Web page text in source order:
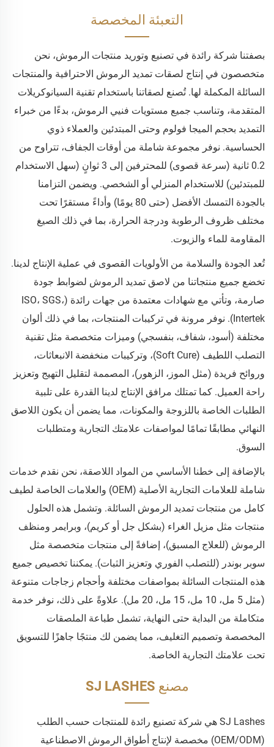
التعبئة المخصصة
بصفتنا شركة رائدة في تصنيع وتوريد منتجات الرموش، نحن
متخصصون في إنتاج لصقات تمديد الرموش الاحترافية والمنتجات
السائلة المكملة لها. تُصنع لصقاتنا باستخدام تقنية السيانوكريلات
المتقدمة، وتناسب جميع مستويات فنيي الرموش، بدءًا من خبراء
التمديد بحجم الميجا فولوم وحتى المبتدئين والعملاء ذوي
الحساسية. نوفر مجموعة شاملة من أوقات الجفاف، تتراوح من
0.2 ثانية (سرعة قصوى) للمحترفين إلى 3 ثوانٍ (سهل الاستخدام
للمبتدئين) للاستخدام المنزلي أو الشخصي. ويضمن التزامنا
بالجودة التمسك الأفضل (حتى 80 يومًا) وأداءً مستقرًا تحت
مختلف ظروف الرطوبة ودرجة الحرارة، بما في ذلك الصيغ
المقاومة للماء والزيوت.
تُعد الجودة والسلامة من الأولويات القصوى في عملية الإنتاج لدينا.
تخضع جميع منتجاتنا من لاصق تمديد الرموش لضوابط جودة
صارمة، وتأتي مع شهادات معتمدة من جهات رائدة (ISO، SGS،
Intertek). نوفر مرونة في تركيبات المنتجات، بما في ذلك ألوان
مختلفة (أسود، شفاف، بنفسجي) وميزات متخصصة مثل تقنية
التصلب اللطيف (Soft Cure)، وتركيبات منخفضة الانبعاثات،
وروائح فريدة (مثل الموز، الزهور)، المصممة لتقليل التهيج وتعزيز
راحة العميل. كما تمتلك مرافق الإنتاج لدينا القدرة على تلبية
الطلبات الخاصة باللزوجة والمكونات، مما يضمن أن يكون اللاصق
النهائي مطابقًا تمامًا لمواصفات علامتك التجارية ومتطلبات
السوق.
بالإضافة إلى خطنا الأساسي من المواد اللاصقة، نحن نقدم خدمات
شاملة للعلامات التجارية الأصلية (OEM) والعلامات الخاصة لطيف
كامل من منتجات تمديد الرموش السائلة. وتشمل هذه الحلول
منتجات مثل مزيل الغراء (بشكل جل أو كريم)، وبرايمر ومنظف
الرموش (للعلاج المسبق)، إضافةً إلى منتجات متخصصة مثل
سوبر بوندر (للتصلب الفوري وتعزيز الثبات). يمكننا تخصيص جميع
هذه المنتجات السائلة بمواصفات مختلفة وأحجام زجاجات متنوعة
(مثل 5 مل، 10 مل، 15 مل، 20 مل). علاوةً على ذلك، نوفر خدمة
متكاملة من البداية حتى النهاية، تشمل طباعة الملصقات
المخصصة وتصميم التغليف، مما يضمن لك منتجًا جاهزًا للتسويق
تحت علامتك التجارية الخاصة.
مصنع SJ LASHES
SJ Lashes هي شركة تصنيع رائدة للمنتجات حسب الطلب
(OEM/ODM) مخصصة لإنتاج أطواق الرموش الاصطناعية